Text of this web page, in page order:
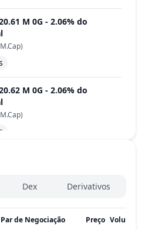
M 0G - 2.06% do
)
M 0G - 2.06% do
)
M 0G - 2.06% do
M 0G - 2.06% do
Dex Derivativos
Par de Negociação Preço Volume